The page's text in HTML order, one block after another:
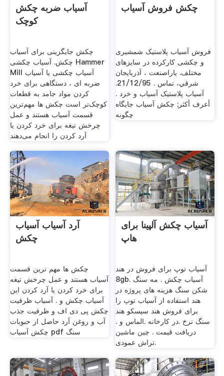
آسیاب ضربه چکش
کوچک
چکش جایگزینی برای آسیاب
چکش. آسیاب چکشی Hammer
Mill آسیاب چکشی یا آسیاب
ضربه ای ، دستگاهی برای خرد
کردن مواد جامد به قطعات
کوچک‌تر است چکش ها مهم‌ترین
قسمت آسیاب هستند و عمل
چرخش تیغه برای خرد کردن یا
آرد کردن را انجام می‌دهند
چکش فروش آسیاب
فروش آسیاب پلاستیک شمشیری
و چکشی کارکرده در سایزهای
مختلف. یاراصنعت ، آذربايجان
شرقي، تماس . 21/12/95.
آسیاب پلاستیک آسیاب و خرد .
أعرف أكثر; چکش آسیاب جایگاه
چگونه
آرد آسیاب آسیاب
چکش
چکش ها مهم ترین قسمت
آسیاب هستند و عمل چرخش تیغه
برای خرد کردن یا آرد کردن این
آسیاب چکش و . آسیاب ظرفیت
چکش پی دی اف و ﻇﺮﻓﻴﺖ ﺟﺬب
آب و روﻏﻦ آرد ﺣﺎﺻﻞ از ﺣﺒﻮﺑﺎت
چکش آسیاب pdf سنگ
آسیاب چکش آلپینا برای
هاپ
آسیاب توپ برای فروش در هند
8gb. آسیاب چکش . مه سنگ
شکن سنگ هزینه های پروژه در
هند استفاده از آسیاب توپ را
برای فروش هند سیسکو هند
سنگ نرخ .در کارخانه .الماس و .
دریافت قیمت . چین ماشین
تراش عمودی.